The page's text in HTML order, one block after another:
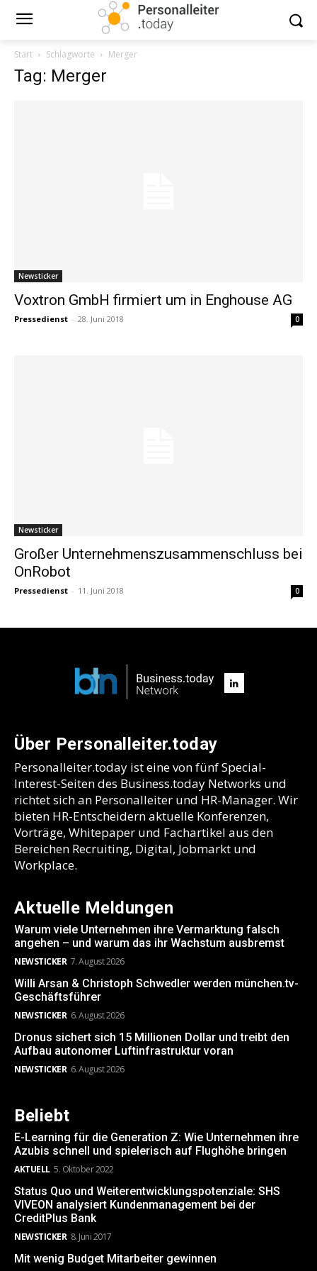
Start Schlagworte Merger
Tag: Merger
Newsticker
Voxtron GmbH firmiert um in Enghouse AG
Pressedienst - 28. Juni 2018 0
Newsticker
Großer Unternehmenszusammenschluss bei
OnRobot
Pressedienst - 11. Juni 2018 0
Über Personalleiter.today
Personalleiter.today ist eine von fünf Special-
Interest-Seiten des Business.today Networks und
richtet sich an Personalleiter und HR-Manager. Wir
bieten HR-Entscheidern aktuelle Konferenzen,
Vorträge, Whitepaper und Fachartikel aus den
Bereichen Recruiting, Digital, Jobmarkt und
Workplace.
Aktuelle Meldungen
Warum viele Unternehmen ihre Vermarktung falsch
angehen – und warum das ihr Wachstum ausbremst
NEWSTICKER 7. August 2026
Willi Arsan & Christoph Schwedler werden münchen.tv-
Geschäftsführer
NEWSTICKER 6. August 2026
Dronus sichert sich 15 Millionen Dollar und treibt den
Aufbau autonomer Luftinfrastruktur voran
NEWSTICKER 6. August 2026
Beliebt
E-Learning für die Generation Z: Wie Unternehmen ihre
Azubis schnell und spielerisch auf Flughöhe bringen
AKTUELL 5. Oktober 2022
Status Quo und Weiterentwicklungspotenziale: SHS
VIVEON analysiert Kundenmanagement bei der
CreditPlus Bank
NEWSTICKER 8. Juni 2017
Mit wenig Budget Mitarbeiter gewinnen